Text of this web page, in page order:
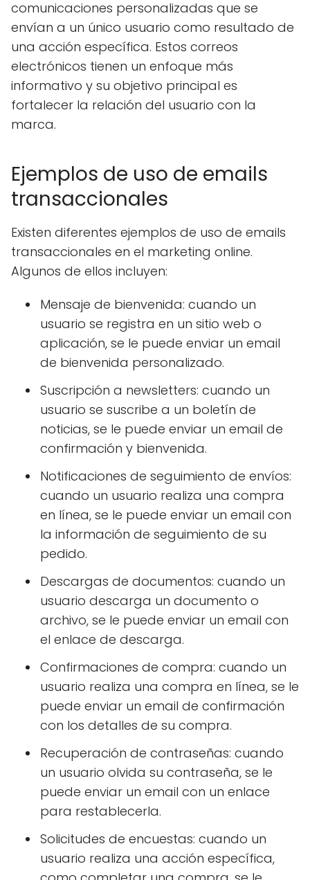
comunicaciones personalizadas que se
envían a un único usuario como resultado de
una acción específica. Estos correos
electrónicos tienen un enfoque más
informativo y su objetivo principal es
fortalecer la relación del usuario con la
marca.
Ejemplos de uso de emails
transaccionales
Existen diferentes ejemplos de uso de emails
transaccionales en el marketing online.
Algunos de ellos incluyen:
Mensaje de bienvenida: cuando un
usuario se registra en un sitio web o
aplicación, se le puede enviar un email
de bienvenida personalizado.
Suscripción a newsletters: cuando un
usuario se suscribe a un boletín de
noticias, se le puede enviar un email de
confirmación y bienvenida.
Notificaciones de seguimiento de envíos:
cuando un usuario realiza una compra
en línea, se le puede enviar un email con
la información de seguimiento de su
pedido.
Descargas de documentos: cuando un
usuario descarga un documento o
archivo, se le puede enviar un email con
el enlace de descarga.
Confirmaciones de compra: cuando un
usuario realiza una compra en línea, se le
puede enviar un email de confirmación
con los detalles de su compra.
Recuperación de contraseñas: cuando
un usuario olvida su contraseña, se le
puede enviar un email con un enlace
para restablecerla.
Solicitudes de encuestas: cuando un
usuario realiza una acción específica,